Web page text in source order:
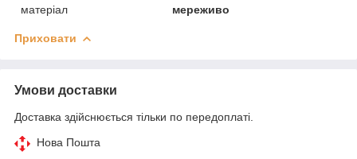
матеріал
мереживо
Приховати
Умови доставки
Доставка здійснюється тільки по передоплаті.
Нова Пошта